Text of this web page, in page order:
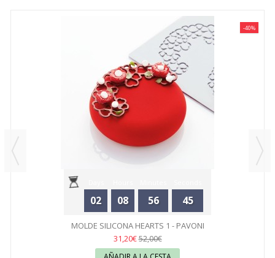
02 08 56 45
-40%
MOLDE SILICONA HEARTS 1 - PAVONI
31,20€52,00€